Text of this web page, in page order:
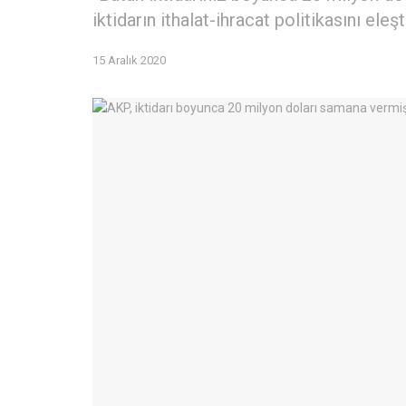
iktidarın ithalat-ihracat politikasını
15 Aralık 2020